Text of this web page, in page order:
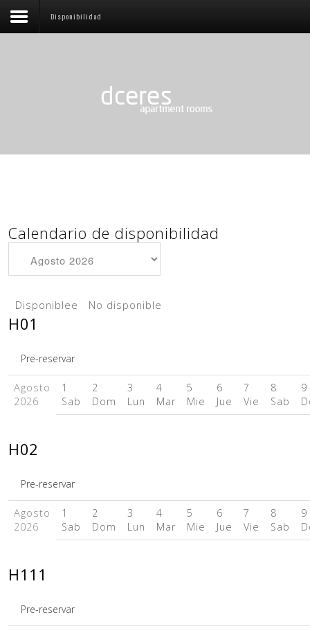
Disponibilidad
Calendario de disponibilidad
Disponiblee No disponible
H01
Pre-reservar
Agosto
2026
1
Sab
2
Dom
3
Lun
4
Mar
5
Mie
6
Jue
7
Vie
8
Sab
9
H02
Pre-reservar
Agosto
2026
1
Sab
2
Dom
3
Lun
4
Mar
5
Mie
6
Jue
7
Vie
8
Sab
9
H111
Pre-reservar